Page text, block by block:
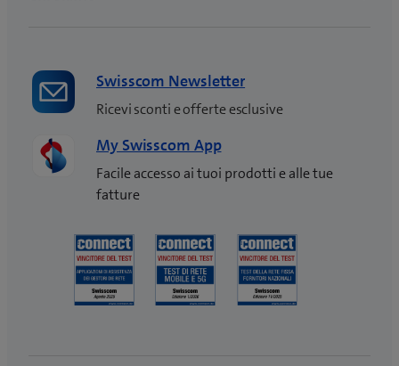
Swisscom Newsletter
Ricevi sconti e offerte esclusive
My Swisscom App
Facile accesso ai tuoi prodotti e alle tue
fatture